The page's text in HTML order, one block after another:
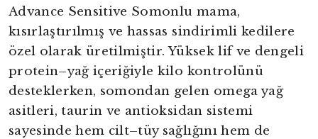
Advance Sensitive Somonlu mama,
kısırlaştırılmış ve hassas sindirimli kedilere
özel olarak üretilmiştir. Yüksek lif ve dengeli
protein–yağ içeriğiyle kilo kontrolünü
desteklerken, somondan gelen omega yağ
asitleri, taurin ve antioksidan sistemi
sayesinde hem cilt–tüy sağlığını hem de